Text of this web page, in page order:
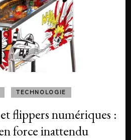
TECHNOLOGIE
flippers numériques :
force inattendu